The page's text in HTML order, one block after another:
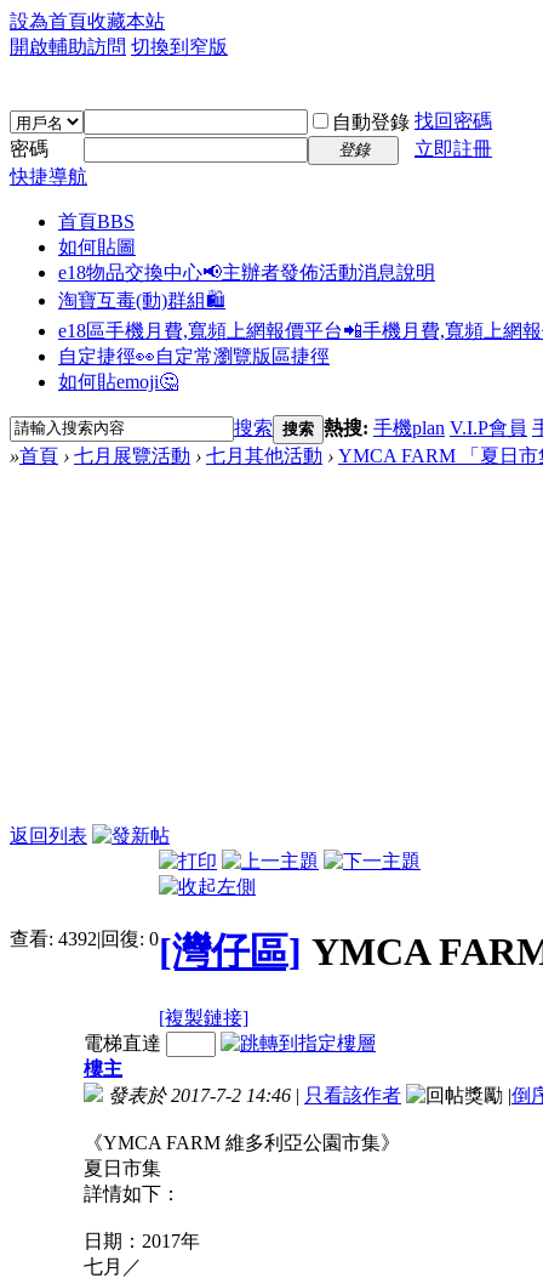
設為首頁收藏本站
開啟輔助訪問 切換到窄版
自動登錄 找回密碼
密碼
登錄
立即註冊
快捷導航
首頁BBS
如何貼圖
e18物品交換中心📢主辦者發佈活動消息說明
淘寶互毒(動)群組🛍️
e18區手機月費,寬頻上網報價平台📲手機月費,寬頻上網
自定捷徑👀自定常瀏覽版區捷徑
如何貼emoji🤔
搜索 搜索 熱搜: 手機plan V.I.P會員
»首頁 › 七月展覽活動 › 七月其他活動 › YMCA FARM 「夏日市
返回列表
查看: 4392|回復: 0[灣仔區] YMCA
[複製鏈接]
電梯直達
樓主
發表於 2017-7-2 14:46 | 只看該作者 |倒
《YMCA FARM 維多利亞公園市集》
夏日市集
詳情如下：
日期：2017年
七月／